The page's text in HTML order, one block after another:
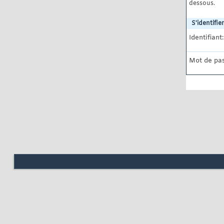
dessous.
S'identifier
Identifiant:
Mot de